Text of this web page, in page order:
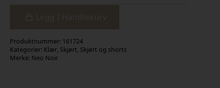
Produktnummer: 161724
Kategorier: Klær Skjørt Skjørt og shorts
Merke: Neo Noir